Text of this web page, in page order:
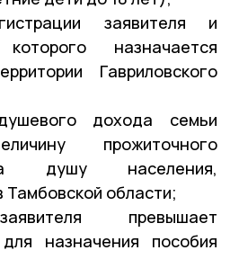
заявителя и
назначается
Гавриловского
дохода семьи
прожиточного
душу населения,
области;
превышает
назначения пособия